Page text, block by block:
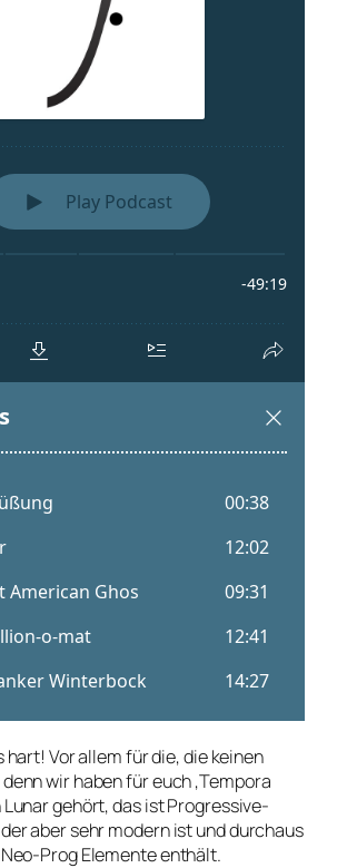
hart! Vor allem für die, die keinen
wir haben für euch ‚Tempora
Lunar gehört, das ist Progressive-
aber sehr modern ist und durchaus
Prog Elemente enthält.